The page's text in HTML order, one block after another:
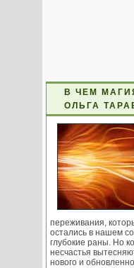
В ЧЕМ
ОЛЬГА
переживания,
остались в нашем
глубокие раны. Но
несчастья
нового и